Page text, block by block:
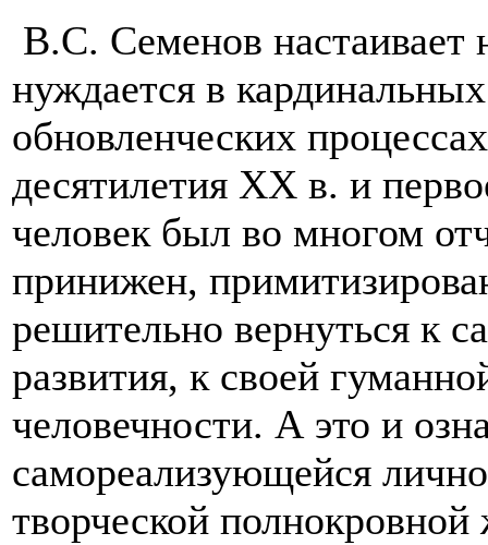
В.С. Семенов настаивает
нуждается в
обновленческих
десятилетия XX в. и
человек был во многом
принижен,
решительно вернуться к
развития, к своей
человечности. А это и
самореализующейся
творческой